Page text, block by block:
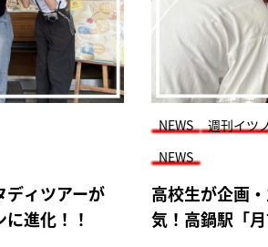
ディツアーが
進化！！
NEWS
週刊イツ
NEWS
高校生が企画
気！高鍋駅「